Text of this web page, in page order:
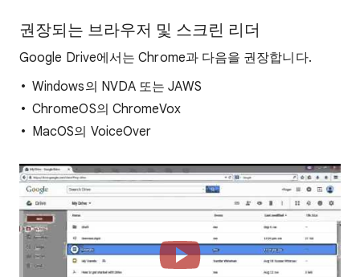
권장되는 브라우저 및 스크린 리더
Google Drive에서는 Chrome과 다음을 권장합니다.
Windows의 NVDA 또는 JAWS
ChromeOS의 ChromeVox
MacOS의 VoiceOver